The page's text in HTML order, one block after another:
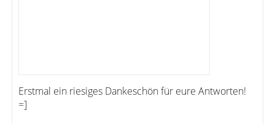
Erstmal ein riesiges Dankeschön für eure Antworten!
=]